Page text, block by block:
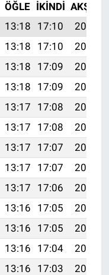
ÖĞLE İKINDI AKŞAM
13:18 17:10
20:24
13:18 17:10
20:23
13:18 17:09
20:22
13:18 17:09
20:21
13:17 17:08
20:19
13:17 17:08
20:18
13:17 17:07
20:17
13:17 17:07
20:15
13:17 17:06
20:14
13:16 17:05
20:13
13:16 17:05
20:11
13:16 17:04
20:10
13:16 17:03
20:08